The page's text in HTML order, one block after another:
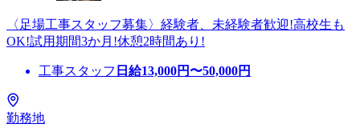
〈足場工事スタッフ募集〉経験者、未経験者歓迎!高校生も
OK!試用期間3か月!休憩2時間あり!
工事スタッフ 日給13,000円〜50,000円
勤務地